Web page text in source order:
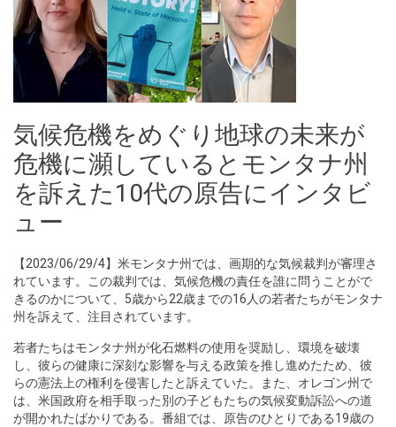
気候危機をめぐり地球の未来が
危機に瀕しているとモンタナ州
を訴えた10代の原告にインタビ
ュー
【2023/06/29/4】米モンタナ州では、画期的な気候裁判が審理さ
れています。この裁判では、気候危機の責任を誰に問うことがで
きるのかについて、5歳から22歳までの16人の若者たちがモンタナ
州を訴えて、注目されています。
若者たちはモンタナ州が化石燃料の使用を奨励し、環境を破壊
し、彼らの健康に深刻な影響を与える政策を推し進めたため、彼
らの憲法上の権利を侵害したと訴えていた。また、オレゴン州で
は、米国政府を相手取った別の子どもたちの気候変動訴訟への道
が開かれたばかりである。番組では、原告のひとりである19歳の